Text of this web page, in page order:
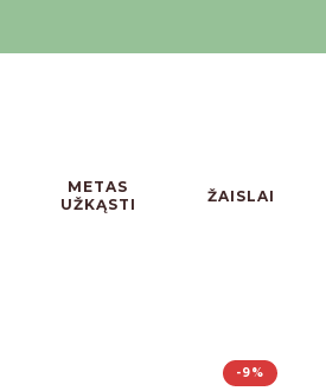
METAS
UŽKĄSTI
ŽAISLAI
-9%